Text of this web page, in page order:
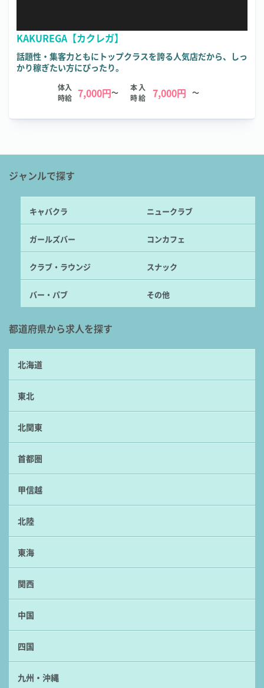
KAKUREGA【カクレガ】
話題性・集客力ともにトップクラスを誇る人気店だから、しっ
かり稼ぎたい方にぴったり。
体入
時給 7,000円～
本入
時給
7,000円 ～
ジャンルで探す
キャバクラ ニュークラブ
ガールズバー コンカフェ
クラブ・ラウンジ スナック
バー・パブ その他
都道府県から求人を探す
北海道
東北
北関東
首都圏
甲信越
北陸
東海
関西
中国
四国
九州・沖縄